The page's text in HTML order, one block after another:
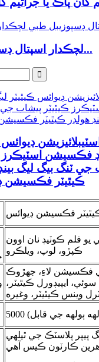
لچڪدار اسپتال ڊسپوزيبل...
ڊيوائس
فڪسيشن اسٽيڪرز
جي ٽنگ بيگ ليگ
ڪيٿيٽر فڪسيشن
فڪسيشن ڊيوائس
يو فلم ڪوٽيڊ نان اوون
ڪپڙو، لوپ، ويلڪرو
فڪسيشن لاءِ، جهڙوڪ
سوئي، ايپيڊورل ڪيٿيٽر،
ٻولهه جي قابل)
پيپر پلاسٽڪ جي ٿيلهي